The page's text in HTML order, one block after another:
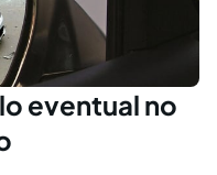
eventual no